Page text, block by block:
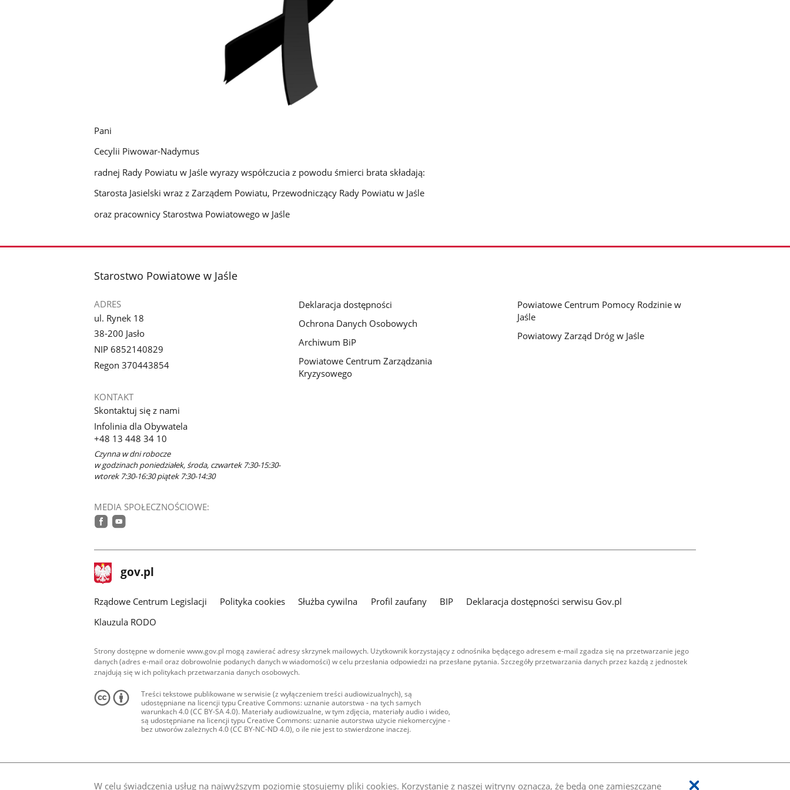
W celu świadczenia usług na najwyższym poziomie stosujemy pliki cookies. Korzystanie z naszej witryny oznacza, że będą one zamieszczane
Pani
Cecylii Piwowar-Nadymus
radnej Rady Powiatu w Jaśle wyrazy współczucia z powodu śmierci brata składają:
Starosta Jasielski wraz z Zarządem Powiatu, Przewodniczący Rady Powiatu w Jaśle
oraz pracownicy Starostwa Powiatowego w Jaśle
stopka
Starostwo Powiatowe w Jaśle
ADRES
ul. Rynek 18
38-200 Jasło
NIP 6852140829
Regon 370443854
KONTAKT
Skontaktuj się z nami
Infolinia dla Obywatela
+48 13 448 34 10
Czynna w dni robocze
w godzinach poniedziałek, środa, czwartek 7:30-15:30-
wtorek 7:30-16:30 piątek 7:30-14:30
MEDIA SPOŁECZNOŚCIOWE:
Deklaracja dostępności
Ochrona Danych Osobowych
Archiwum BiP
Powiatowe Centrum Zarządzania
Kryzysowego
Powiatowe Centrum Pomocy Rodzinie w
Jaśle
Powiatowy Zarząd Dróg w Jaśle
stopka
gov.pl Strona
gov.pl
Rządowe Centrum Legislacji Polityka cookies Służba cywilna Profil zaufany BIP
Deklaracja dostępności serwisu Gov.pl
Klauzula RODO
Strony dostępne w domenie www.gov.pl mogą zawierać adresy skrzynek mailowych. Użytkownik korzystający z odnośnika będącego adresem e-mail zgadza się na przetwarzanie jego
danych (adres e-mail oraz dobrowolnie podanych danych w wiadomości) w celu przesłania odpowiedzi na przesłane pytania. Szczegóły przetwarzania danych przez każdą z jednostek
znajdują się w ich politykach przetwarzania danych osobowych.
Treści tekstowe publikowane w serwisie (z wyłączeniem treści audiowizualnych), są
udostępniane na licencji typu Creative Commons: uznanie autorstwa - na tych samych
warunkach 4.0 (CC BY-SA 4.0). Materiały audiowizualne, w tym zdjęcia, materiały audio i wideo,
są udostępniane na licencji typu Creative Commons: uznanie autorstwa użycie niekomercyjne -
bez utworów zależnych 4.0 (CC BY-NC-ND 4.0), o ile nie jest to stwierdzone inaczej.